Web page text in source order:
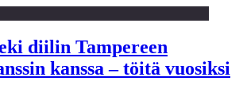
diilin Tampereen
kanssa – töitä vuosiksi